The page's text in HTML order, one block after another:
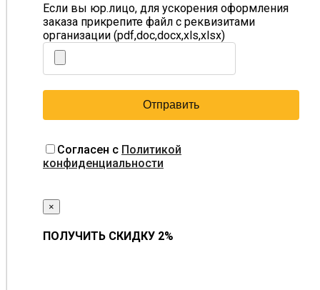
Если вы юр.лицо, для ускорения оформления
заказа прикрепите файл с реквизитами
организации (pdf,doc,docx,xls,xlsx)
Согласен с Политикой
конфиденциальности
×
ПОЛУЧИТЬ СКИДКУ 2%